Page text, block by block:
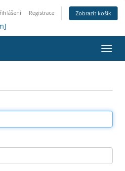
Registrace Zobrazit košík